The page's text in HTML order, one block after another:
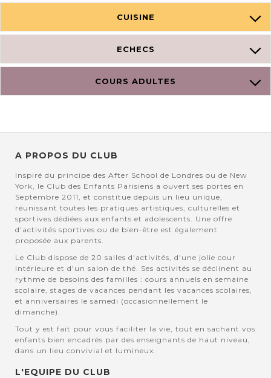
CUISINE
ECHECS
COURS ADULTES
A PROPOS DU CLUB
Inspiré du principe des After School de Londres ou de New
York, le Club des Enfants Parisiens a ouvert ses portes en
Septembre 2011, et constitue depuis un lieu unique,
réunissant toutes les pratiques artistiques, culturelles et
sportives dédiées aux enfants et adolescents. Une offre
d'activités sportives ou de bien-être est également
proposée aux parents.
Le Club dispose de 20 salles d'activités, d'une jolie cour
intérieure et d'un salon de thé. Ses activités se déclinent au
rythme de besoins des familles : cours annuels en semaine
scolaire, stages de vacances pendant les vacances scolaires,
et anniversaires le samedi (occasionnellement le
dimanche).
Tout y est fait pour vous faciliter la vie, tout en sachant vos
enfants bien encadrés par des enseignants de haut niveau,
dans un lieu convivial et lumineux.
L'EQUIPE DU CLUB